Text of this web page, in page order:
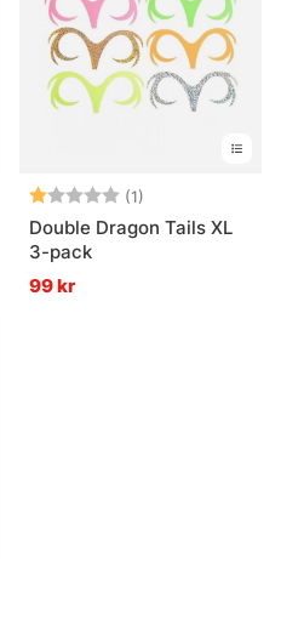
Betyg: (1)
Double Dragon Tails XL
3-pack
99 kr